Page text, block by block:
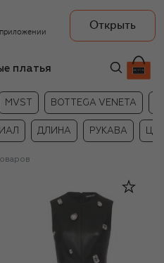
Открыть
платья
MVST BOTTEGA VENETA
ДЛИНА РУКАВА